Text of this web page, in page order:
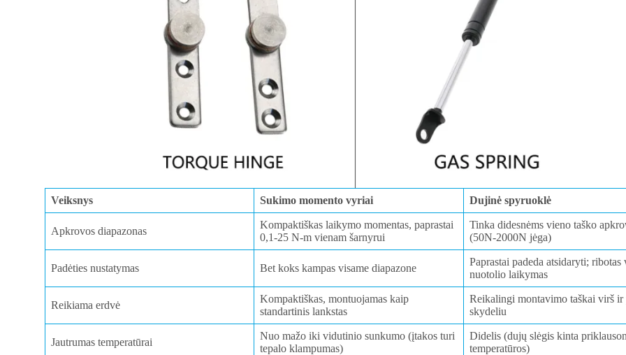
Veiksnys Sukimo momento vyriai Dujinė spyruoklė
Apkrovos diapazonas
Kompaktiškas laikymo momentas, paprastai
0,1-25 N-m vienam šarnyrui
Tinka didesnėms vieno taško
(50N-2000N jėga)
Padėties nustatymas Bet koks kampas visame diapazone
Paprastai padeda atsidaryti;
nuotolio laikymas
Reikiama erdvė
Kompaktiškas, montuojamas kaip
standartinis lankstas
Reikalingi montavimo taškai virš ir
skydeliu
Jautrumas temperatūrai
Nuo mažo iki vidutinio sunkumo (įtakos turi
tepalo klampumas)
Didelis (dujų slėgis kinta
temperatūros)